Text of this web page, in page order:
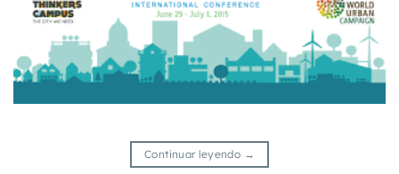
Continuar leyendo →